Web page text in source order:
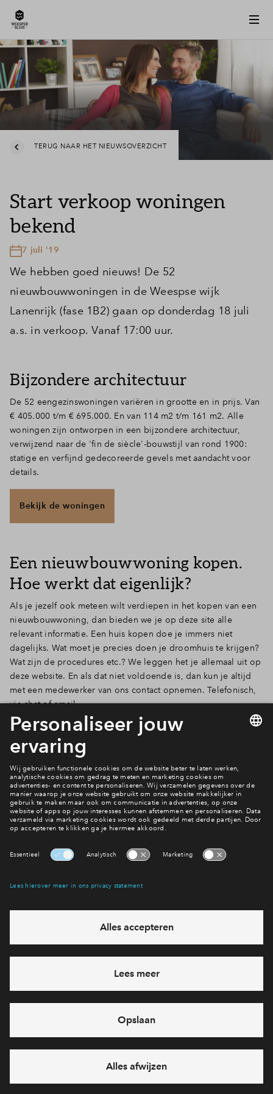
Inloggen
TERUG NAAR HET NIEUWSOVERZICHT
Start verkoop woningen
bekend
7 juli '19
We hebben goed nieuws! De 52
nieuwbouwwoningen in de Weespse wijk
Lanenrijk (fase 1B2) gaan op donderdag 18 juli
a.s. in verkoop. Vanaf 17:00 uur.
Bijzondere architectuur
De 52 eengezinswoningen variëren in grootte en in prijs. Van
€ 405.000 t/m € 695.000. En van 114 m2 t/m 161 m2. Alle
woningen zijn ontworpen in een bijzondere architectuur,
verwijzend naar de 'fin de siècle'-bouwstijl van rond 1900:
statige en verfijnd gedecoreerde gevels met aandacht voor
details.
Bekijk de woningen
Een nieuwbouwwoning kopen.
Hoe werkt dat eigenlijk?
Als je jezelf ook meteen wilt verdiepen in het kopen van een
nieuwbouwwoning, dan bieden we je op deze site alle
relevant informatie. Een huis kopen doe je immers niet
dagelijks. Wat moet je precies doen je droomhuis te krijgen?
Wat zijn de procedures etc.? We leggen het je allemaal uit op
deze website. En als dat niet voldoende is, dan kun je altijd
met een medewerker van ons contact opnemen. Telefonisch,
via chat of email.
Lees verder
Vragen?
Neem contact met ons op
Interesse? Meld je dan snel aan
Hiermee blijf je op de hoogte van het belangrijkste nieuws en
Ja, ik wil mij aanmelden
Heb je een vraag en wil je direct antwoord? Bel ons op
71 22 157
feestdagen)
vandaag gesloten, zaterdag zijn we vanaf
10:00 uur weer
bereikbaar